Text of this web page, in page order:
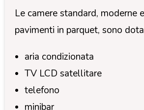
Le camere standard, moderne
pavimenti in parquet, sono
aria condizionata
TV LCD satellitare
telefono
minibar